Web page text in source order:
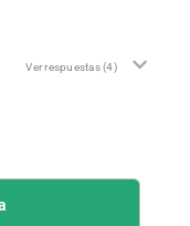
Ver respuestas(4)